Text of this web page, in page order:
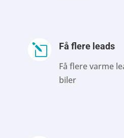
l Få flere leads
Få flere varme
biler